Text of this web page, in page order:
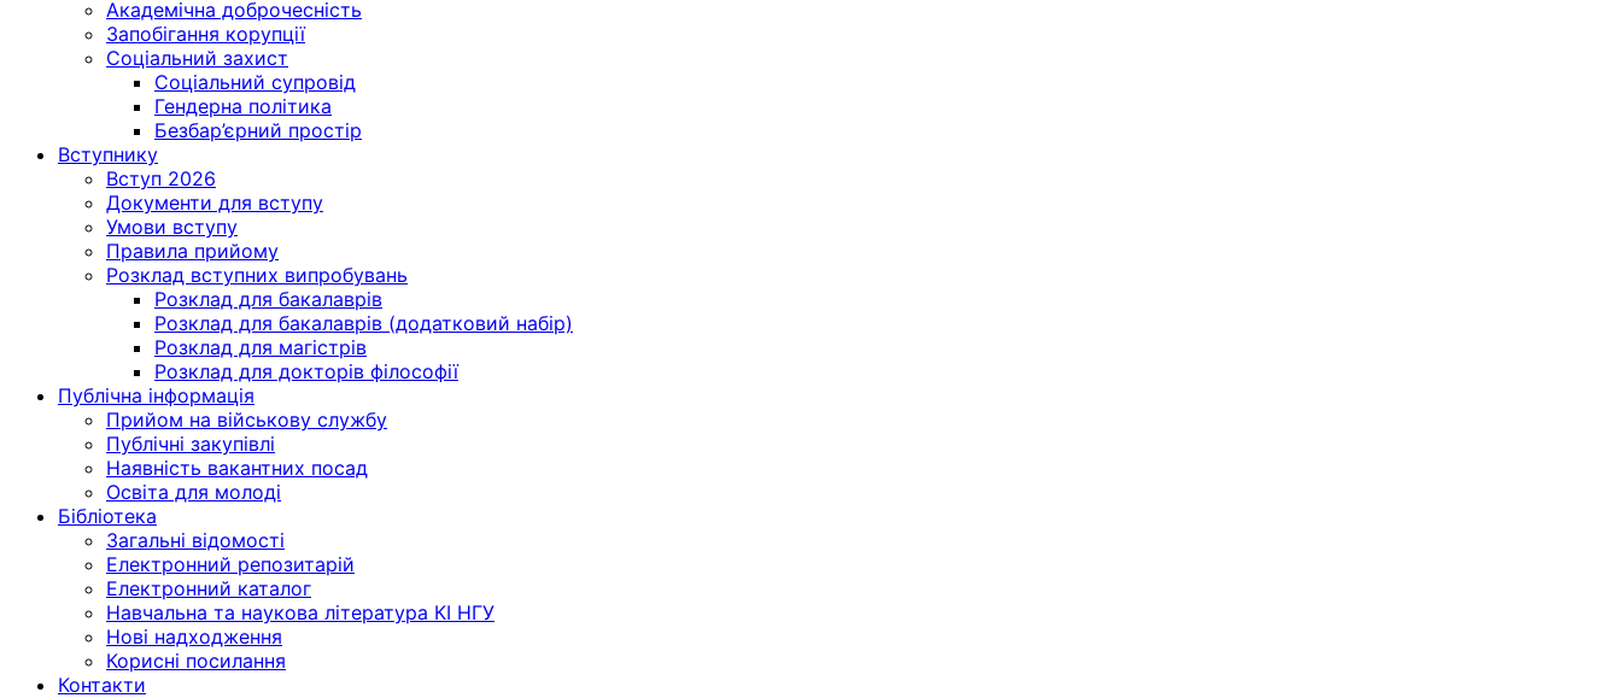
Академічна доброчесність
Запобігання корупції
Соціальний захист
Соціальний супровід
Гендерна політика
Безбар’єрний простір
Вступнику
Вступ 2026
Документи для вступу
Умови вступу
Правила прийому
Розклад вступних випробувань
Розклад для бакалаврів
Розклад для бакалаврів (додатковий набір)
Розклад для магістрів
Розклад для докторів філософії
Публічна інформація
Прийом на військову службу
Публічні закупівлі
Наявність вакантних посад
Освіта для молоді
Бібліотека
Загальні відомості
Електронний репозитарій
Електронний каталог
Навчальна та наукова література КІ НГУ
Нові надходження
Корисні посилання
Контакти